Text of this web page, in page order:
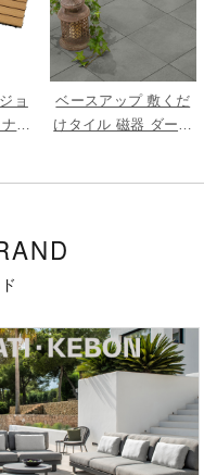
ョ
チ
ベースアップ 敷くだ
けタイル 磁器 ダーク